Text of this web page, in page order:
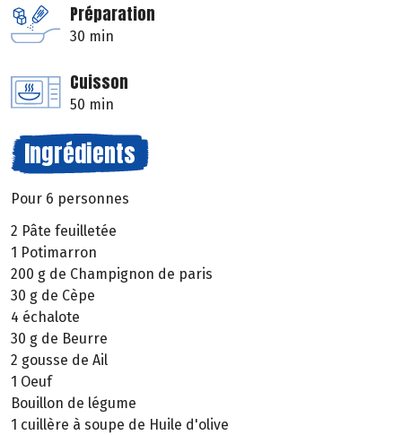
Préparation
30 min
Cuisson
50 min
Ingrédients
Pour 6 personnes
2 Pâte feuilletée
1 Potimarron
200 g de Champignon de paris
30 g de Cèpe
4 échalote
30 g de Beurre
2 gousse de Ail
1 Oeuf
Bouillon de légume
1 cuillère à soupe de Huile d'olive